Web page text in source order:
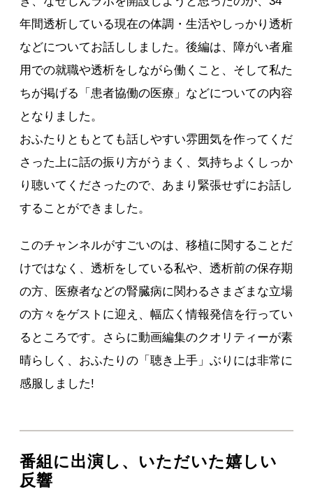
年間透析している現在の体調・生活やしっかり透析
などについてお話ししました。後編は、障がい者雇
用での就職や透析をしながら働くこと、そして私た
ちが掲げる「患者協働の医療」などについての内容
となりました。
おふたりともとても話しやすい雰囲気を作ってくだ
さった上に話の振り方がうまく、気持ちよくしっか
り聴いてくださったので、あまり緊張せずにお話し
することができました。
このチャンネルがすごいのは、移植に関することだ
けではなく、透析をしている私や、透析前の保存期
の方、医療者などの腎臓病に関わるさまざまな立場
の方々をゲストに迎え、幅広く情報発信を行ってい
るところです。さらに動画編集のクオリティーが素
晴らしく、おふたりの「聴き上手」ぶりには非常に
感服しました!
番組に出演し、いただいた嬉しい
反響